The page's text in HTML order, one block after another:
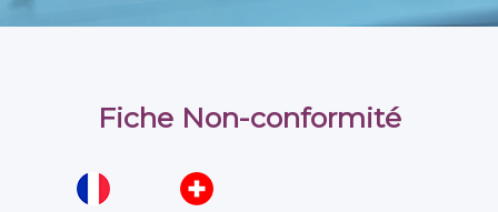
Fiche Non-conformité